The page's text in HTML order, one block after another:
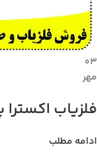
۰۳
مهر
فلزیاب
ادامه مطلب